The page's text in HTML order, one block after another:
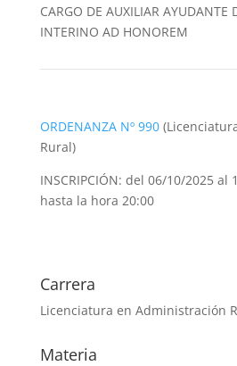
CARGO DE AUXILIAR AYUDANTE
INTERINO AD HONOREM
ORDENANZA Nº 990
Rural)
INSCRIPCIÓN: del 06/10/2025
hasta la hora 20:00
Carrera
Licenciatura en Administración
Materia